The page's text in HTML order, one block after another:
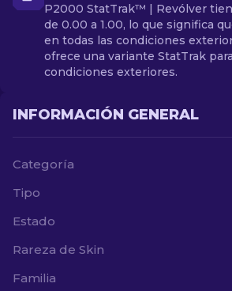
P2000 StatTrak™ | Revólver
de 0.00 a 1.00, lo que significa
en todas las condiciones
ofrece una variante StatTrak
condiciones exteriores.
INFORMACIÓN GENERAL
Categoría
Tipo
Estado
Rareza de Skin
Familia